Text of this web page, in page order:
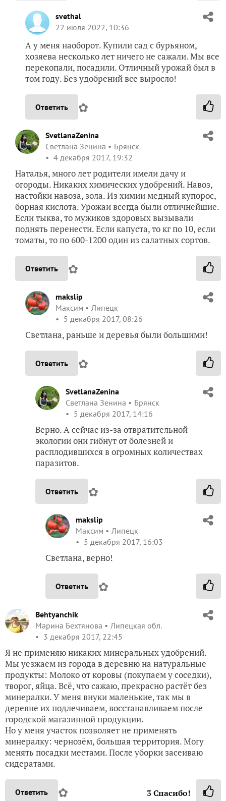
svethal
22 июля 2022, 10:36
А у меня наоборот. Купили сад с бурьяном,
хозяева несколько лет ничего не сажали. Мы все
перекопали, посадили. Отличный урожай был в
том году. Без удобрений все выросло!
Ответить ✿
SvetlanaZenina
Светлана Зенина
Брянск
4 декабря 2017, 19:32
Наталья, много лет родители имели дачу и
огороды. Никаких химических удобрений. Навоз,
настойки навоза, зола. Из химии медный купорос,
борная кислота. Урожаи всегда были отличнейшие.
Если тыква, то мужиков здоровых вызывали
поднять перенести. Если капуста, то кг по 10, если
томаты, то по 600-1200 один из салатных сортов.
Ответить ✿
makslip
Максим
Липецк
5 декабря 2017, 08:26
Светлана, раньше и деревья были большими!
Ответить ✿
SvetlanaZenina
Светлана Зенина
Брянск
5 декабря 2017, 14:16
Верно. А сейчас из-за отвратительной
экологии они гибнут от болезней и
расплодившихся в огромных количествах
паразитов.
Ответить ✿
makslip
Максим
Липецк
5 декабря 2017, 16:03
Светлана, верно!
Ответить ✿
Behtyanchik
Марина Бехтянова
Липецкая обл.
3 декабря 2017, 22:45
Я не применяю никаких минеральных удобрений.
Мы уезжаем из города в деревню на натуральные
продукты: Молоко от коровы (покупаем у соседки),
творог, яйца. Всё, что сажаю, прекрасно растёт без
минералки. У меня внуки маленькие, так мы в
деревне их подлечиваем, восстанавливаем после
городской магазинной продукции.
Но у меня участок позволяет не применять
минералку: чернозём, большая территория. Могу
менять посадки местами. После уборки засеиваю
сидератами.
Ответить ✿ 3Спасибо!